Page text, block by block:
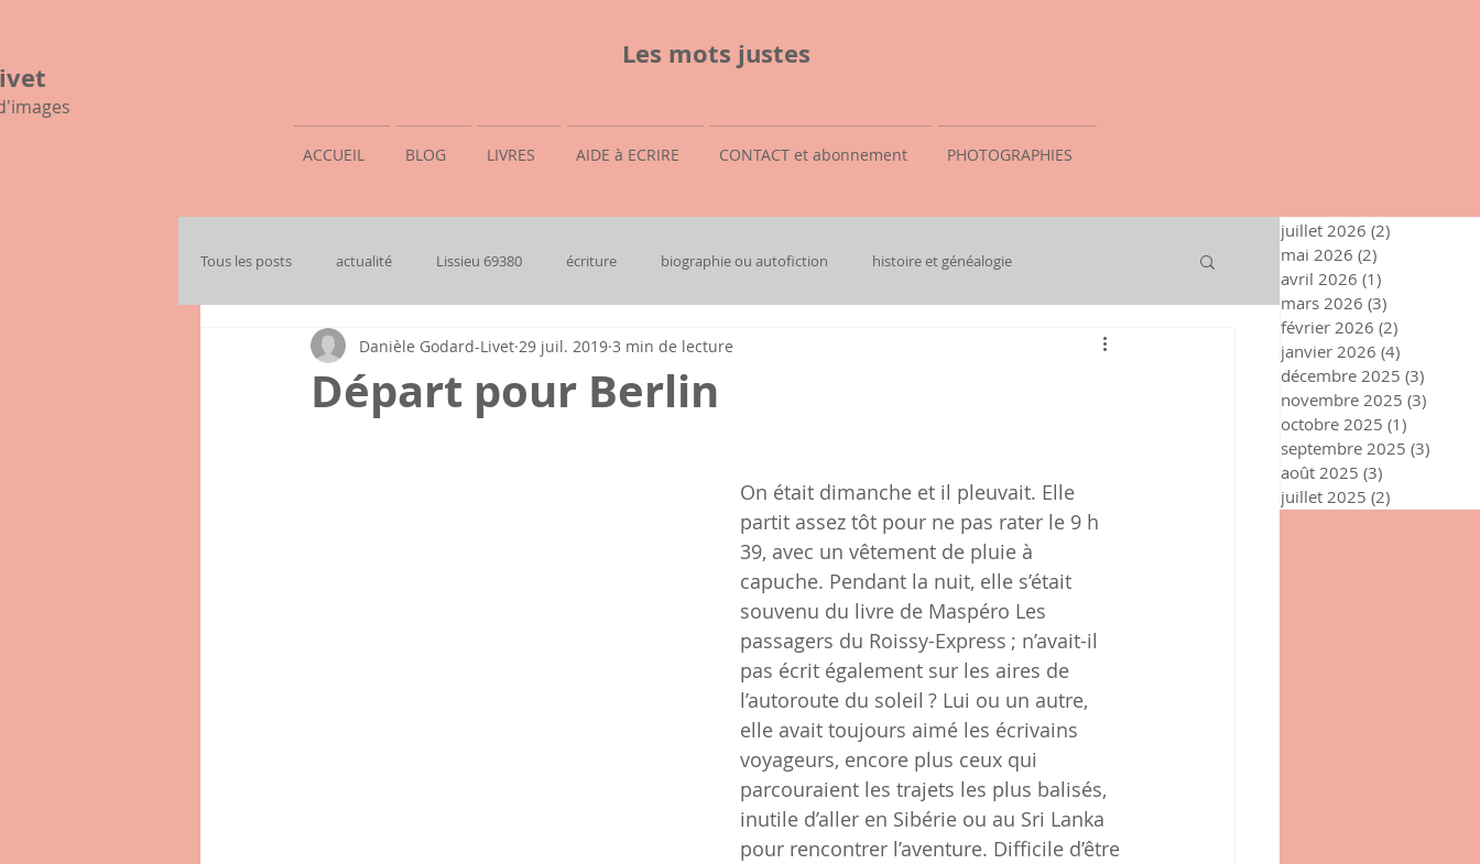
Les mots justes
ACCUEIL BLOG LIVRES AIDE à ECRIRE CONTACT et abonnement PHOTOGRAPHIES
Tous les posts actualité Lissieu 69380 écriture biographie ou autofiction histoire et généalogie
mon histoire familiale
Départ pour Berlin
Danièle Godard-Livet 29 juil. 2019 3 min de lecture
On était dimanche et il pleuvait. Elle
partit assez tôt pour ne pas rater le 9 h
39, avec un vêtement de pluie à
capuche. Pendant la nuit, elle s’était
souvenu du livre de Maspéro Les
passagers du Roissy-Express ; n’avait-il
pas écrit également sur les aires de
l’autoroute du soleil ? Lui ou un autre,
elle avait toujours aimé les écrivains
voyageurs, encore plus ceux qui
parcouraient les trajets les plus balisés,
inutile d’aller en Sibérie ou au Sri Lanka
pour rencontrer l’aventure. Difficile d’être
juillet 2026 (2)
mai 2026 (2)
avril 2026 (1)
mars 2026 (3)
février 2026 (2)
janvier 2026 (4)
décembre 2025 (3)
novembre 2025 (3)
octobre 2025 (1)
septembre 2025 (3)
août 2025 (3)
juillet 2025 (2)